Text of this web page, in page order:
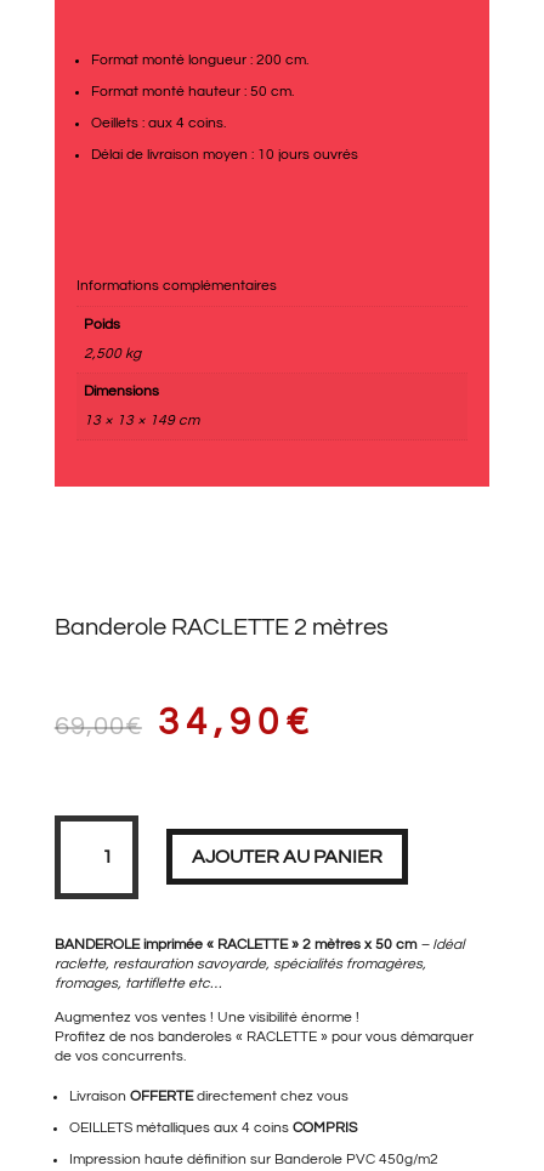
Format monté longueur : 200 cm.
Format monté hauteur : 50 cm.
Oeillets : aux 4 coins.
Délai de livraison moyen : 10 jours ouvrés
Informations complémentaires
Poids
2,500 kg
Dimensions
13 × 13 × 149 cm
Banderole RACLETTE 2 mètres
69,00€ LE
PRIX
INITIAL
ÉTAIT :
69,00€.
34,90 €
PRIX
ACTUEL
EST :
34,90€.
quantité
Banderole
RACLETTE
mètres
AJOUTER AU PANIER
BANDEROLE imprimée « RACLETTE » 2 mètres x 50 cm– Idéal
raclette, restauration savoyarde, spécialités fromagères,
fromages, tartifletteetc…
Augmentez vos ventes ! Une visibilité énorme !
Profitez de nos banderoles « RACLETTE » pour vous démarquer
de vos concurrents.
Livraison OFFERTEdirectement chez vous
OEILLETS métalliques aux 4 coins COMPRIS
Impression haute définition sur Banderole PVC 450g/m2